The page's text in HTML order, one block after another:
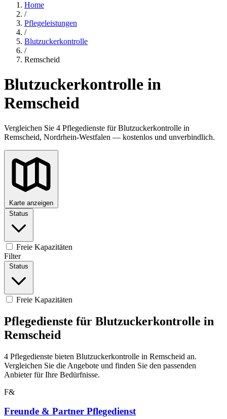
Home
/
Pflegeleistungen
/
Blutzuckerkontrolle
/
Remscheid
Blutzuckerkontrolle in
Remscheid
Vergleichen Sie 4 Pflegedienste für Blutzuckerkontrolle in
Remscheid, Nordrhein-Westfalen — kostenlos und unverbindlich.
Karte anzeigen
Status
Freie Kapazitäten
Filter
Status
Freie Kapazitäten
Pflegedienste für Blutzuckerkontrolle in
Remscheid
4 Pflegedienste bieten Blutzuckerkontrolle in Remscheid an.
Vergleichen Sie die Angebote und finden Sie den passenden
Anbieter für Ihre Bedürfnisse.
F&
Freunde & Partner Pflegedienst